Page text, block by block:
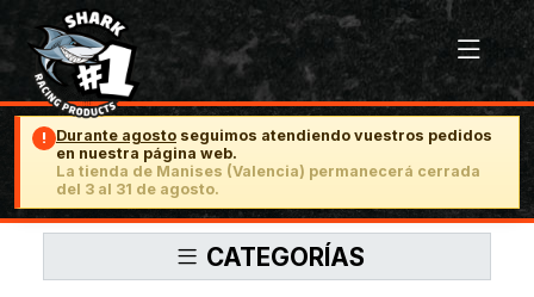
! Durante agosto seguimos atendiendo vuestros pedidos
en nuestra página web.
La tienda de Manises (Valencia) permanecerá cerrada
del 3 al 31 de agosto.
CATEGORÍAS